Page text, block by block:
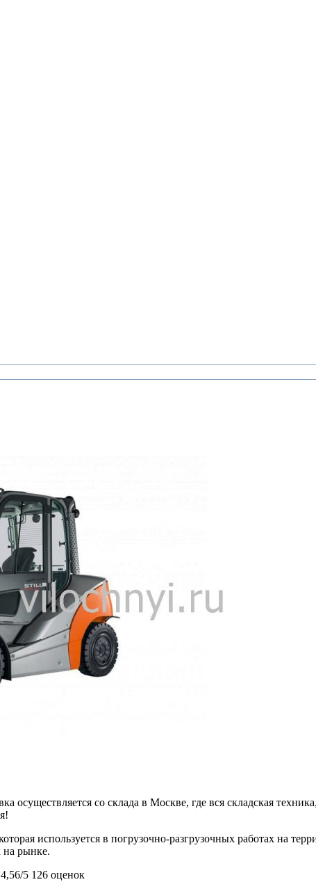
со склада в Москве, где вся складская
используется в погрузочно-разгрузочных работах на
на рынке.
4,56/5 126 оценок